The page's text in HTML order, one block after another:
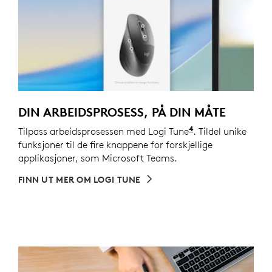
DIN ARBEIDSPROSESS, PÅ DIN MÅTE
Tilpass arbeidsprosessen med Logi Tune4Tilpasning av
. Tildel unike
funksjoner til de fire knappene for forskjellige
applikasjoner, som Microsoft Teams.
FINN UT MER OM LOGI TUNE